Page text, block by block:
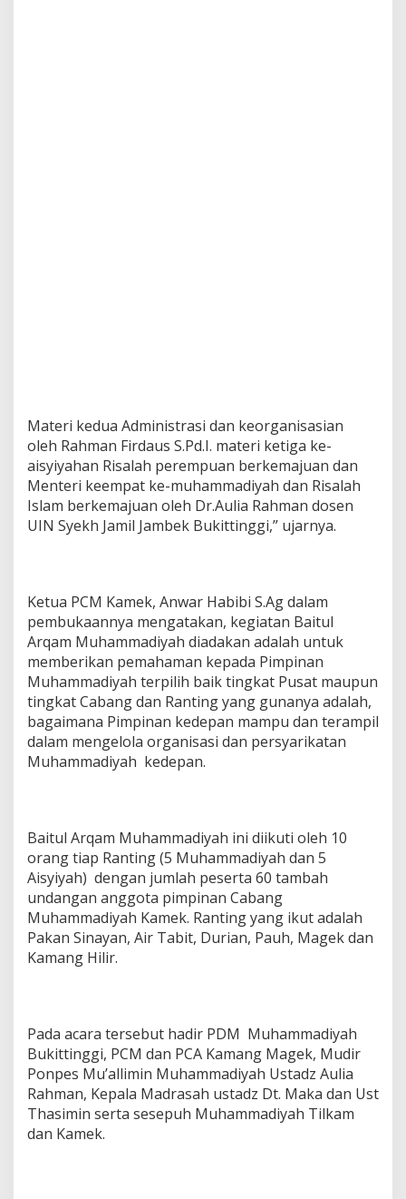
Materi kedua Administrasi dan keorganisasian
oleh Rahman Firdaus S.Pd.I. materi ketiga ke-
aisyiyahan Risalah perempuan berkemajuan dan
Menteri keempat ke-muhammadiyah dan Risalah
Islam berkemajuan oleh Dr.Aulia Rahman dosen
UIN Syekh Jamil Jambek Bukittinggi,” ujarnya.
Ketua PCM Kamek, Anwar Habibi S.Ag dalam
pembukaannya mengatakan, kegiatan Baitul
Arqam Muhammadiyah diadakan adalah untuk
memberikan pemahaman kepada Pimpinan
Muhammadiyah terpilih baik tingkat Pusat maupun
tingkat Cabang dan Ranting yang gunanya adalah,
bagaimana Pimpinan kedepan mampu dan terampil
dalam mengelola organisasi dan persyarikatan
Muhammadiyah kedepan.
Baitul Arqam Muhammadiyah ini diikuti oleh 10
orang tiap Ranting (5 Muhammadiyah dan 5
Aisyiyah) dengan jumlah peserta 60 tambah
undangan anggota pimpinan Cabang
Muhammadiyah Kamek. Ranting yang ikut adalah
Pakan Sinayan, Air Tabit, Durian, Pauh, Magek dan
Kamang Hilir.
Pada acara tersebut hadir PDM Muhammadiyah
Bukittinggi, PCM dan PCA Kamang Magek, Mudir
Ponpes Mu’allimin Muhammadiyah Ustadz Aulia
Rahman, Kepala Madrasah ustadz Dt. Maka dan Ust
Thasimin serta sesepuh Muhammadiyah Tilkam
dan Kamek.